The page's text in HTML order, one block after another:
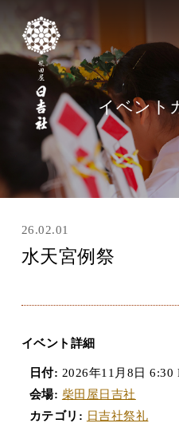
イベント
26.02.01
水天宮例祭
イベント詳細
日付: 2026年11月8日 6:30
会場: 柴田屋日吉社
カテゴリ: 日吉社祭礼